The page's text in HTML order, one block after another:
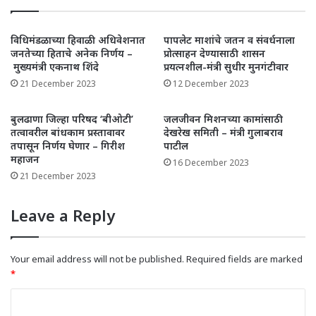
विधिमंडळाच्या हिवाळी अधिवेशनात
जनतेच्या हिताचे अनेक निर्णय –
मुख्यमंत्री एकनाथ शिंदे
21 December 2023
पापलेट माशांचे जतन व संवर्धनाला
प्रोत्साहन देण्यासाठी शासन
प्रयत्नशील-मंत्री सुधीर मुनगंटीवार
12 December 2023
बुलढाणा जिल्हा परिषद ‘बीओटी’
तत्वावरील बांधकाम प्रस्तावावर
तपासून निर्णय घेणार – गिरीश
महाजन
21 December 2023
जलजीवन मिशनच्या कामांसाठी
देखरेख समिती – मंत्री गुलाबराव
पाटील
16 December 2023
Leave a Reply
Your email address will not be published. Required fields are marked
*